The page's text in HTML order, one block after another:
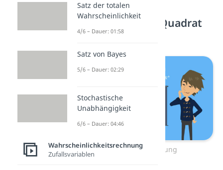
Eigenschaften Chi Quadrat
Verteilung
Chi Quadrat Verteilung
Satz der totalen
Wahrscheinlichkeit
4/6 – Dauer: 01:58
Satz von Bayes
5/6 – Dauer: 02:29
Stochastische
Unabhängigkeit
6/6 – Dauer: 04:46
Wahrscheinlichkeitsrechnung
Zufallsvariablen